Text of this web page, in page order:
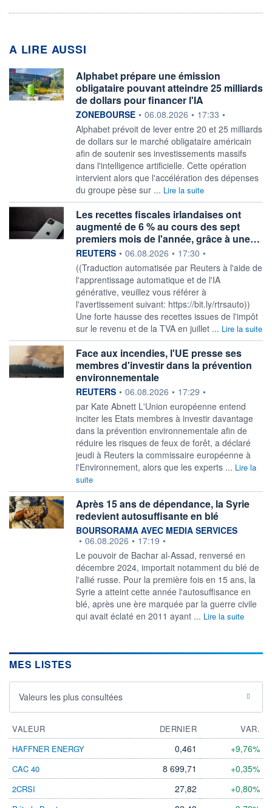
A LIRE AUSSI
Alphabet prépare une émission
obligataire pouvant atteindre 25 milliards
de dollars pour financer l'IA
information fournie par
ZONEBOURSE • 06.08.2026 • 17:33 •
Alphabet prévoit de lever entre 20 et 25 milliards
de dollars sur le marché obligataire américain
afin de soutenir ses investissements massifs
dans l'intelligence artificielle. Cette opération
intervient alors que l'accélération des dépenses
du groupe pèse sur ... Lire la suite
Les recettes fiscales irlandaises ont
augmenté de 6 % au cours des sept
premiers mois de l'année, grâce à une…
information fournie par
REUTERS • 06.08.2026 • 17:30 •
((Traduction automatisée par Reuters à l'aide de
l'apprentissage automatique et de l'IA
générative, veuillez vous référer à
l'avertissement suivant: https://bit.ly/rtrsauto))
Une forte hausse des recettes issues de l'impôt
sur le revenu et de la TVA en juillet ... Lire la suite
Face aux incendies, l'UE presse ses
membres d'investir dans la prévention
environnementale
information fournie par
REUTERS • 06.08.2026 • 17:29 •
par Kate Abnett L'Union européenne entend
inciter les Etats membres ‌à investir davantage
dans la prévention environnementale afin de
réduire les risques de feux de forêt, a déclaré
jeudi à Reuters ​la commissaire européenne à
l'Environnement, alors que les experts ... Lire la
suite
Après 15 ans de dépendance, la Syrie
redevient autosuffisante en blé
information fournie par
BOURSORAMA AVEC MEDIA SERVICES
• 06.08.2026 • 17:19 •
Le pouvoir de Bachar al-Assad, renversé en
décembre 2024, importait notamment du blé de
l'allié russe. Pour la première fois en 15 ans, la
Syrie a atteint cette année l'autosuffisance en
blé, après une ère marquée par la guerre civile
qui avait éclaté en 2011 ayant ... Lire la suite
MES LISTES
Valeurs les plus consultées
VALEUR DERNIER
VAR.
HAFFNER ENERGY
0,461 +9,76%
CAC 40 8 699,71 +0,35%
2CRSI 27,82 +0,80%